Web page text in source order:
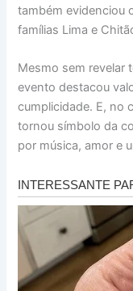
também evidenciou
famílias Lima e
Mesmo sem revelar
evento destacou
cumplicidade. E, no
tornou símbolo da
por música, amor e